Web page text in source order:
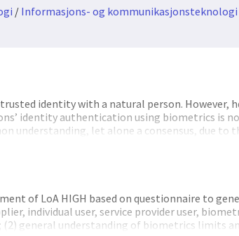
/ Informasjons- og kommunikasjonsteknologi
identity with a natural person. However,
identity authentication using biometrics is
understanding, let alone a consensus, due to
in the ways biometrics can be adopted
for creating a Norwegian biometric solution
a set of market solutions, including the
for their market potential.
of LoA HIGH based on questionnaire to
individual user, service provider user,
(2) general understanding of biometrics limits